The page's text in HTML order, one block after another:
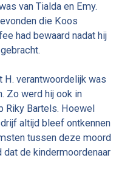
van Tialda en Emy.
die Koos
had bewaard nadat hij
verantwoordelijk was
Zo werd hij ook in
Riky Bartels. Hoewel
altijd bleef ontkennen
tussen deze moord
de kindermoordenaar